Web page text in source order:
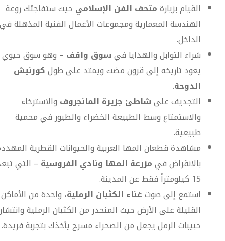
القيام بزيارةمتحف الفن الإسلامي حيث ستفاجئك روعة
الهندسة المعمارية ومجموعات الأعمال الفنية المذهلة في
الداخل.
شراء التوابل والهدايا فيسوق واقف – وهو سوق حيوي
يعود تاريخه إلى قرون مضت ويمتد على طولكورنيش
الدوحة.
التجديف علىشاطئ جزيرة المانجروف والاسترخاء
والاستمتاع وسط الطبيعة الخضراء والطيور في محمية
طبيعية.
مشاهدة قطعان المها العربية والحيوانات القطرية
بالانقراض فيمزرعة المها ونادي الفروسية – التي
15 كيلومتراً فقط عن المدينة.
استمع إلى صوتغناء الكثبان الرملية، واحدة من الأماكن
القليلة على الأرض حيث المنحدر من الكثبان الرملية وانتشار
حبيبات الرمل يجعل من الصحراء مسرح يأخذك بتجربة فريدة.